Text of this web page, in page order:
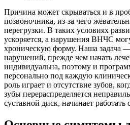
Причина может скрываться и в
позвоночника, из-за чего
перегрузки. В таких условиях
ускоряется, а нарушения ВНЧС
хроническую форму. Наша задача
нарушений, прежде чем начать
индивидуальна, поэтому и
персонально под каждую
роль играет и отсутствие зубов,
зубы перераспределяется
суставной диск, начинает работать